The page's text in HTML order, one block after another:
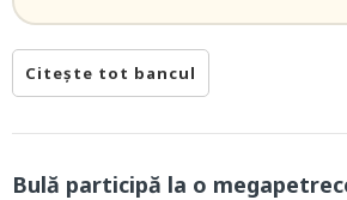
Citește tot bancul
Bulă participă la o